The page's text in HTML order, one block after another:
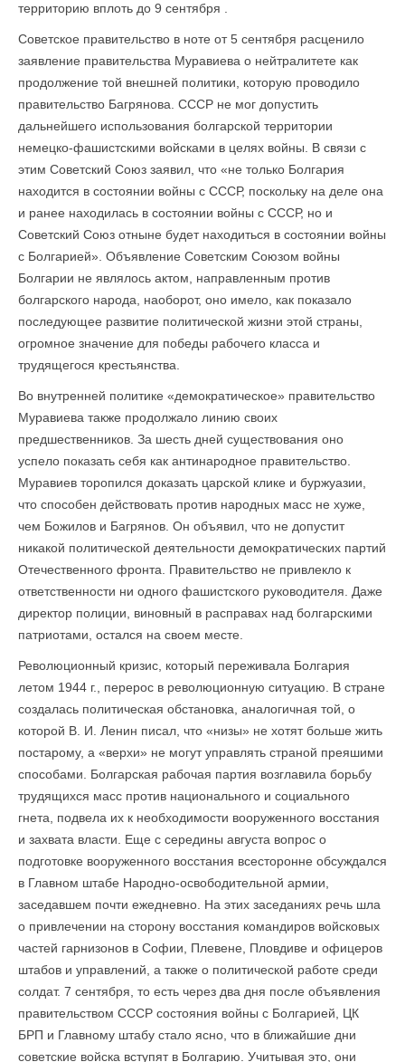
территорию вплоть до 9 сентября .
Советское правительство в ноте от 5 сентября расценило
заявление правительства Муравиева о нейтралитете как
продолжение той внешней политики, которую проводило
правительство Багрянова. СССР не мог допустить
дальнейшего использования болгарской территории
немецко-фашистскими войсками в целях войны. В связи с
этим Советский Союз заявил, что «не только Болгария
находится в состоянии войны с СССР, поскольку на деле она
и ранее находилась в состоянии войны с СССР, но и
Советский Союз отныне будет находиться в состоянии войны
с Болгарией». Объявление Советским Союзом войны
Болгарии не являлось актом, направленным против
болгарского народа, наоборот, оно имело, как показало
последующее развитие политической жизни этой страны,
огромное значение для победы рабочего класса и
трудящегося крестьянства.
Во внутренней политике «демократическое» правительство
Муравиева также продолжало линию своих
предшественников. За шесть дней существования оно
успело показать себя как антинародное правительство.
Муравиев торопился доказать царской клике и буржуазии,
что способен действовать против народных масс не хуже,
чем Божилов и Багрянов. Он объявил, что не допустит
никакой политической деятельности демократических партий
Отечественного фронта. Правительство не привлекло к
ответственности ни одного фашистского руководителя. Даже
директор полиции, виновный в расправах над болгарскими
патриотами, остался на своем месте.
Революционный кризис, который переживала Болгария
летом 1944 г., перерос в революционную ситуацию. В стране
создалась политическая обстановка, аналогичная той, о
которой В. И. Ленин писал, что «низы» не хотят больше жить
постарому, а «верхи» не могут управлять страной преяшими
способами. Болгарская рабочая партия возглавила борьбу
трудящихся масс против национального и социального
гнета, подвела их к необходимости вооруженного восстания
и захвата власти. Еще с середины августа вопрос о
подготовке вооруженного восстания всесторонне обсуждался
в Главном штабе Народно-освободительной армии,
заседавшем почти ежедневно. На этих заседаниях речь шла
о привлечении на сторону восстания командиров войсковых
частей гарнизонов в Софии, Плевене, Пловдиве и офицеров
штабов и управлений, а также о политической работе среди
солдат. 7 сентября, то есть через два дня после объявления
правительством СССР состояния войны с Болгарией, ЦК
БРП и Главному штабу стало ясно, что в ближайшие дни
советские войска вступят в Болгарию. Учитывая это, они